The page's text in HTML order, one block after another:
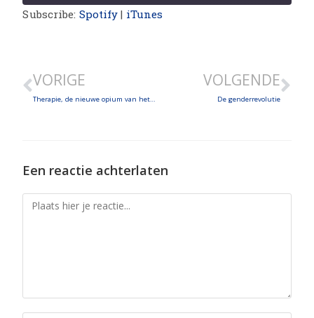
Subscribe: Spotify | iTunes
VORIGE VOLGENDE
De genderrevolutie
Een reactie achterlaten